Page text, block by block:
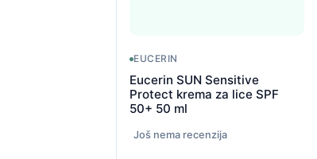
EUCERIN
Eucerin SUN Sensitive
Protect krema za lice SPF
50+ 50 ml
Još nema recenzija